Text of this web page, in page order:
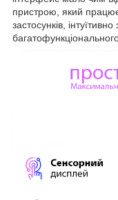
пристрою, який
застосунків,